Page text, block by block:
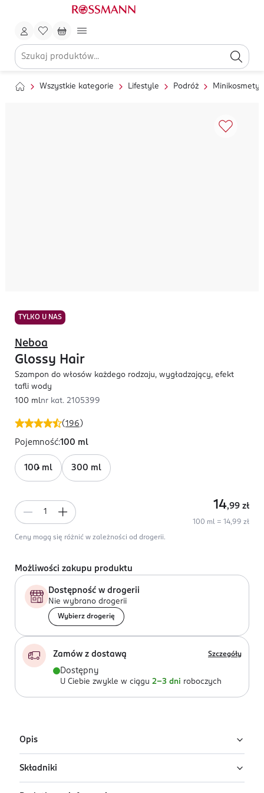
Wszystkie kategorie Lifestyle Podróż
TYLKO U NAS
(196 )
Neboa
Glossy Hair
Szampon do włosów każdego rodzaju, wygładzający, efekt
tafli wody
100 mlnr kat. 2105399
Pojemność:100 ml
100 ml 300 ml
14,99 zł
100 ml = 14,99 zł
Ceny mogą się różnić w zależności od drogerii.
Możliwości zakupu produktu
Dostępność w drogerii
Nie wybrano drogerii
Wybierz drogerię
Zamów z dostawą Szczegóły
Dostępny
U Ciebie zwykle w ciągu 2-3 dni roboczych
Opis
Wygładzający szampon do włosów Neboa Glossy Hair
nadający efekt "tafli wody". Odpowiedni do każdego
Składniki